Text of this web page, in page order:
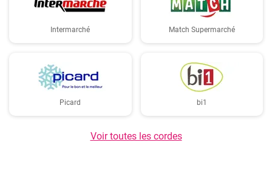
Intermarché Match Supermarché
Picard bi1
Voir toutes les cordes